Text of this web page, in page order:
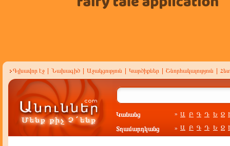
Գլխավոր էջ Նախագիծ Աջակցություն Կարծիքներ Շնորհակալություն
Կանանց » Ա Բ Գ Դ Ե Զ
Տղամարդկանց » Ա Բ Գ Դ Ե Զ